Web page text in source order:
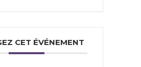
CET ÉVÉNEMENT